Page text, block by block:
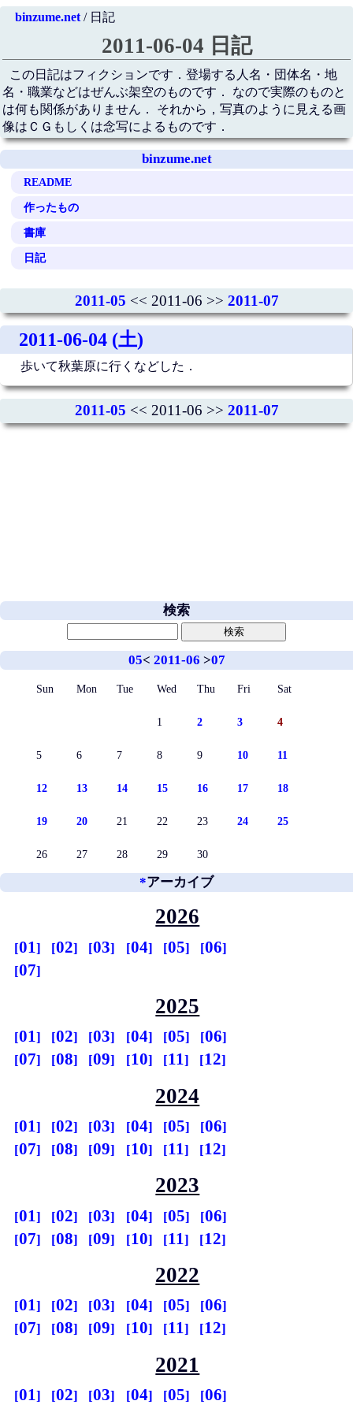
binzume.net/ 日記
2011-06-04 日記
この日記はフィクションです．登場する人名・団体名・地
名・職業などはぜんぶ架空のものです． なので実際のものと
は何も関係がありません． それから，写真のように見える画
像はＣＧもしくは念写によるものです．
binzume.net
README
作ったもの
書庫
日記
2011-05 << 2011-06 >> 2011-07
2011-06-04 (土)
歩いて秋葉原に行くなどした．
2011-05 << 2011-06 >> 2011-07
検索
05< 2011-06 >07
Sun Mon Tue Wed Thu Fri Sat
1 2 3 4
5 6 7 8 9 10 11
12 13 14 15 16 17 18
19 20 21 22 23 24 25
26 27 28 29 30
*アーカイブ
2026
01 02 03 04 05
06
07
2025
01 02 03 04 05
06
07
08 09 10 11 12
2024
01 02 03 04 05
06
07
08 09 10 11 12
2023
01 02 03 04 05
06
07
08 09 10 11 12
2022
01 02 03 04 05
06
07
08 09 10 11 12
2021
01 02 03 04 05
06